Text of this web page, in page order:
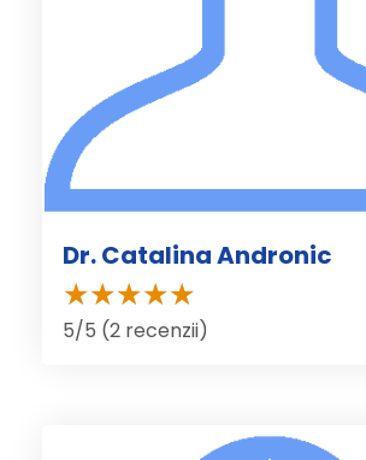
Dr. Catalina Andronic
5/5 (2 recenzii)